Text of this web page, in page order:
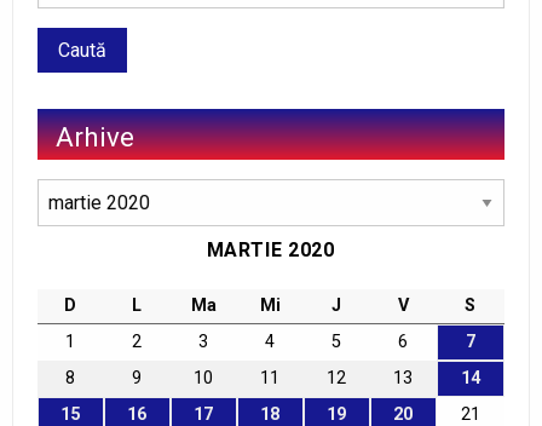
Arhive
Arhive
MARTIE 2020
D L Ma Mi J V
S
1
2 3 4 5 6
7
8
9 10 11 12 13
14
15
16 17 18 19 20
21